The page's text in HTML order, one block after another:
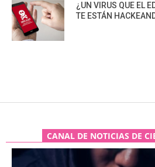
¿UN VIRUS QUE EL
TE ESTÁN
CANAL DE NOTICIAS DE